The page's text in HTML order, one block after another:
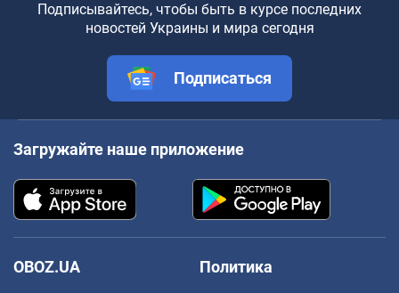
Подписывайтесь, чтобы быть в курсе последних
новостей Украины и мира сегодня
Подписаться
Загружайте наше приложение
OBOZ.UA
Политика